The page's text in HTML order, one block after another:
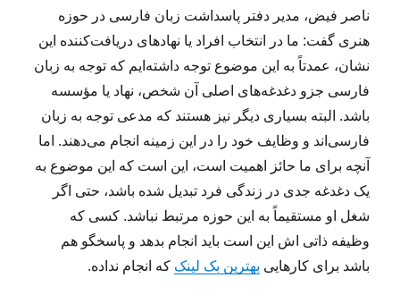
ناصر فیض، مدیر دفتر پاسداشت زبان فارسی در حوزه
هنری گفت: ما در انتخاب افراد یا نهادهای دریافت‌کننده این
نشان، عمدتاً به این موضوع توجه داشته‌ایم که توجه به زبان
فارسی جزو دغدغه‌های اصلی آن شخص، نهاد یا مؤسسه
باشد. البته بسیاری دیگر نیز هستند که مدعی توجه به زبان
فارسی‌اند و وظایف خود را در این زمینه انجام می‌دهند. اما
آنچه برای ما حائز اهمیت است، این است که این موضوع به
یک دغدغه جدی در زندگی فرد تبدیل شده باشد، حتی اگر
شغل او مستقیماً به این حوزه مرتبط نباشد. کسی که
وظیفه ذاتی اش این است باید انجام بدهد و پاسخگو هم
باشد برای کارهایی بهترین بک لینک که انجام نداده.